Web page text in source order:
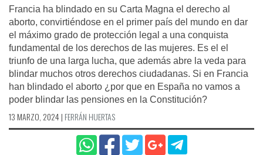
Francia ha blindado en su Carta Magna el derecho al
aborto, convirtiéndose en el primer país del mundo en dar
el máximo grado de protección legal a una conquista
fundamental de los derechos de las mujeres. Es el el
triunfo de una larga lucha, que además abre la veda para
blindar muchos otros derechos ciudadanas. Si en Francia
han blindado el aborto ¿por que en España no vamos a
poder blindar las pensiones en la Constitución?
13 MARZO, 2024| FERRÁN HUERTAS